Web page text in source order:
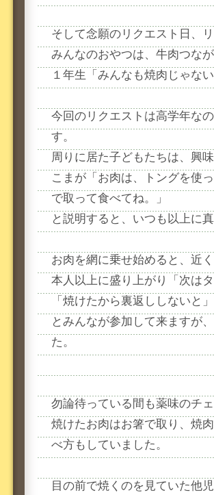
そして念願のリクエスト日、
みんなのおやつは、牛肉つな
１年生「みんなも焼肉じゃな
今回のリクエストは高学年な
す。
周りに居た子どもたちは、興味
こまが「お肉は、トングを使
で取って食べてね。」
と説明すると、いつも以上に
お肉を網に乗せ始めると、近
本人以上に盛り上がり「次は
「焼けたから裏返ししないと」
とみんなが参加して来ますが
た。
勿論待っている間も薬味のチ
焼けたお肉はお箸で取り、焼
べ方もしていました。
目の前で焼くのを見ていた他